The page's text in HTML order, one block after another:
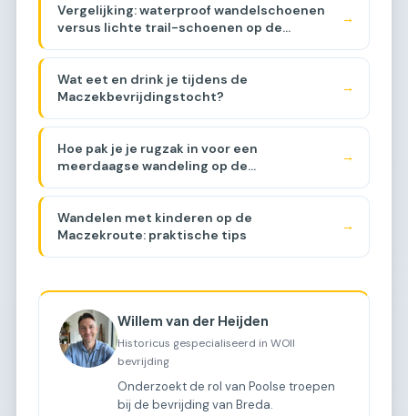
Vergelijking: waterproof wandelschoenen
versus lichte trail-schoenen op de
→
Wat eet en drink je tijdens de
Maczekbevrijdingstocht?
→
Hoe pak je je rugzak in voor een
meerdaagse wandeling op de
→
Wandelen met kinderen op de
Maczekroute: praktische tips
→
Willem van der Heijden
Historicus gespecialiseerd in WOII
bevrijding
Onderzoekt de rol van Poolse troepen
bij de bevrijding van Breda.